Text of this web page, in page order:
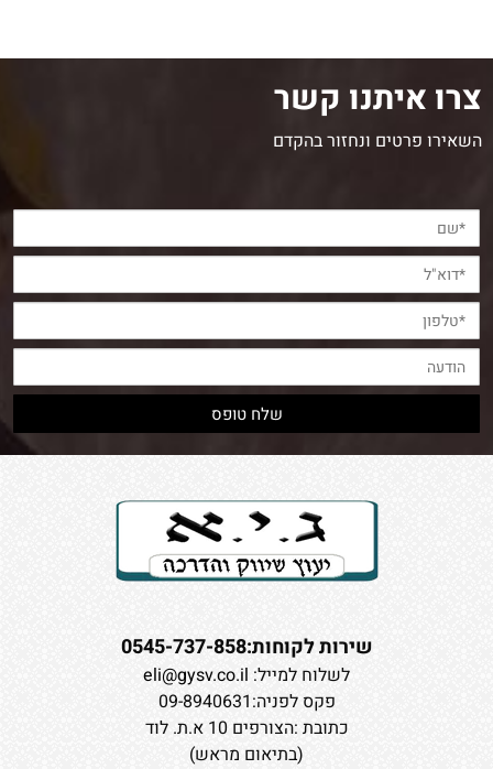
צרו איתנו קשר
השאירו פרטים ונחזור בהקדם
שירות לקוחות:0545-737-858
לשלוח למייל: eli@gysv.co.il
פקס לפניה:09-8940631
כתובת :הצורפים 10 א.ת. לוד
(בתיאום מראש)